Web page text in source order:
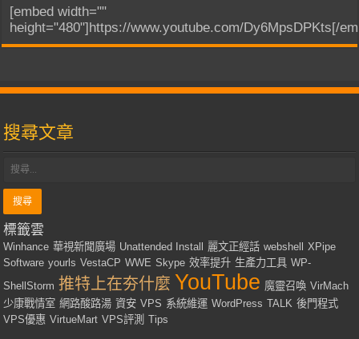
[embed width=""
height="480"]https://www.youtube.com/Dy6MpsDPKts[/
搜尋文章
標籤雲
Winhance 華視新聞廣場 Unattended Install 麗文正經話 webshell
XPipe
Software yourls VestaCP WWE Skype 效率提升 生產力工具 WP-
ShellStorm 推特上在夯什麼 YouTube 魔靈召喚 VirMach
少康戰情室 網路酸路湯 資安 VPS 系統維運 WordPress TALK 後門程式
VPS優惠 VirtueMart VPS評測 Tips